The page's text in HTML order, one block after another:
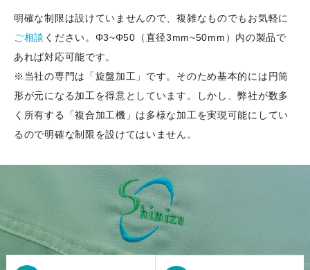
明確な制限は設けていませんので、複雑なものでもお気軽に
ご相談 ください。Φ3~Φ50（直径3mm~50mm）内の製品で
あれば対応可能です。
※当社の専門は「旋盤加工」です。そのため基本的には円筒
形が元になる加工を得意としています。しかし、弊社が数多
く所有する「複合加工機」は多様な加工を実現可能にしてい
るので明確な制限を設けてはいません。